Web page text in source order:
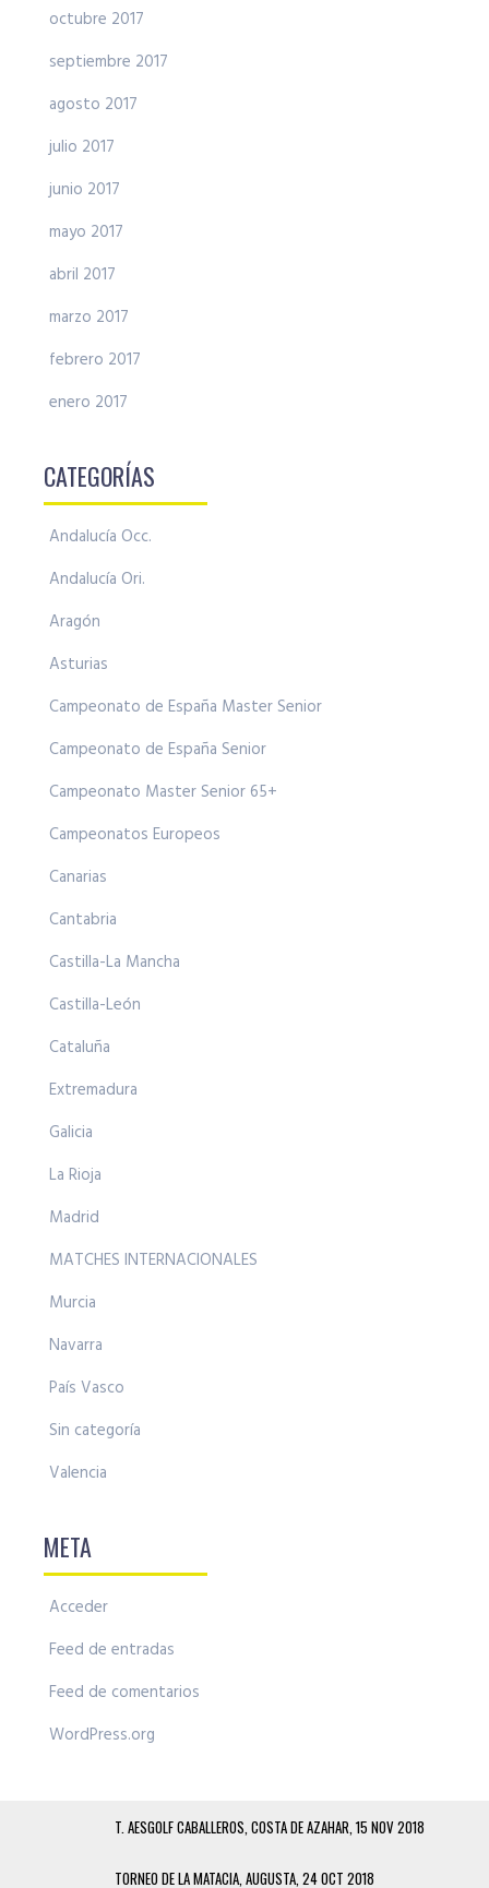
octubre 2017
septiembre 2017
agosto 2017
julio 2017
junio 2017
mayo 2017
abril 2017
marzo 2017
febrero 2017
enero 2017
CATEGORÍAS
Andalucía Occ.
Andalucía Ori.
Aragón
Asturias
Campeonato de España Master Senior
Campeonato de España Senior
Campeonato Master Senior 65+
Campeonatos Europeos
Canarias
Cantabria
Castilla-La Mancha
Castilla-León
Cataluña
Extremadura
Galicia
La Rioja
Madrid
MATCHES INTERNACIONALES
Murcia
Navarra
País Vasco
Sin categoría
Valencia
META
Acceder
Feed de entradas
Feed de comentarios
WordPress.org
T. AESGOLF CABALLEROS, COSTA DE AZAHAR, 15 NOV 2018
TORNEO DE LA MATACIA, AUGUSTA, 24 OCT 2018